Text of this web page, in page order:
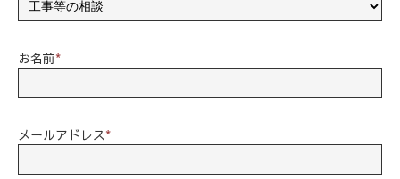
お名前*
メールアドレス*